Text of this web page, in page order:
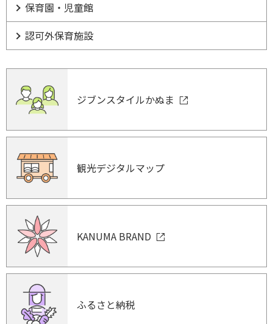
保育園・児童館
認可外保育施設
ジブンスタイルかぬま
観光デジタルマップ
KANUMA BRAND
ふるさと納税